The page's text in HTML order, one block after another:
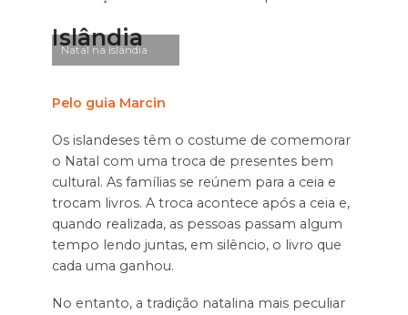
Islândia
Natal na Islândia
Pelo guia Marcin
Os islandeses têm o costume de comemorar
o Natal com uma troca de presentes bem
cultural. As famílias se reúnem para a ceia e
trocam livros. A troca acontece após a ceia e,
quando realizada, as pessoas passam algum
tempo lendo juntas, em silêncio, o livro que
cada uma ganhou.
No entanto, a tradição natalina mais peculiar